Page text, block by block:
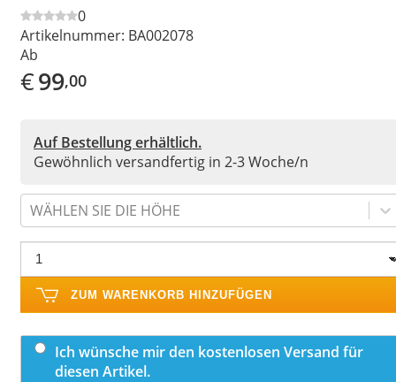
0
Artikelnummer: BA002078
Ab
€99,00
Auf Bestellung erhältlich.
Gewöhnlich versandfertig in 2-3 Woche/n
WÄHLEN SIE DIE HÖHE
ZUM WARENKORB HINZUFÜGEN
Ich wünsche mir den kostenlosen Versand für
diesen Artikel.